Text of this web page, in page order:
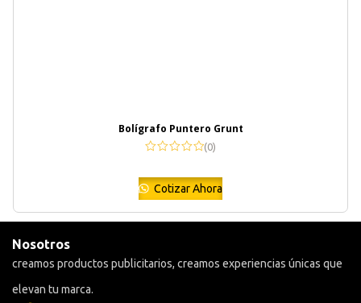
Bolígrafo Puntero Grunt
(0)
Cotizar Ahora
Nosotros
creamos productos publicitarios, creamos experiencias únicas que
elevan tu marca.